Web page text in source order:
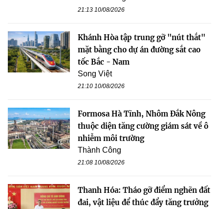
21:13 10/08/2026
Khánh Hòa tập trung gỡ "nút thắt"
mặt bằng cho dự án đường sắt cao
tốc Bắc - Nam
Song Việt
21:10 10/08/2026
Formosa Hà Tĩnh, Nhôm Đắk Nông
thuộc diện tăng cường giám sát về ô
nhiễm môi trường
Thành Công
21:08 10/08/2026
Thanh Hóa: Tháo gỡ điểm nghẽn đất
đai, vật liệu để thúc đẩy tăng trưởng